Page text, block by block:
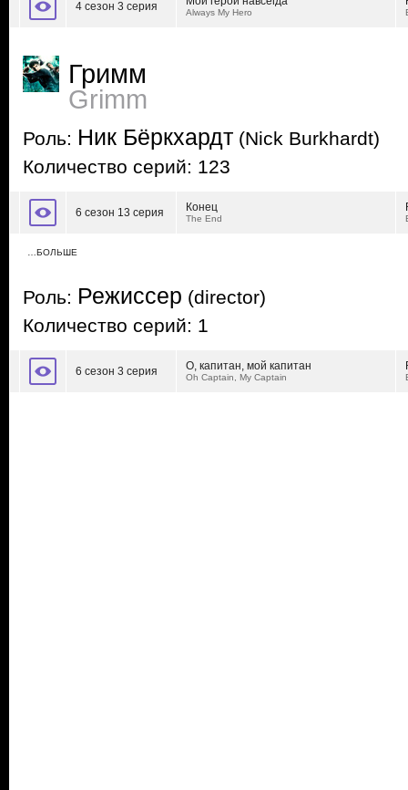
4 сезон 3 серия Always My Hero
Гримм
Grimm
Роль: Ник Бёркхардт (Nick Burkhardt)
Количество серий: 123
6 сезон 13 серия Конец
The End
…БОЛЬШЕ
Роль: Режиссер (director)
Количество серий: 1
6 сезон 3 серия О, капитан, мой капитан
Oh Captain, My Captain